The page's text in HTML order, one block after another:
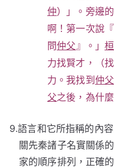
仲）」。旁邊
啊！第一次說
問仲父 』。」
力找賢才，（
力。我找到 仲父
父之後，為什
9.語言和它所指稱的內
關先秦諸子名實關係
家的順序排列，正確